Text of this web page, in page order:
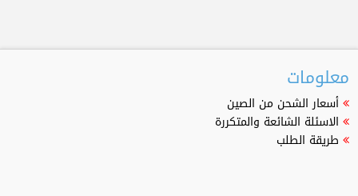
معلومات
أسعار الشحن من الصين
الاسئلة الشائعة والمتكررة
طريقة الطلب